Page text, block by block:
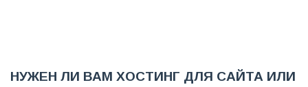
НУЖЕН ЛИ ВАМ ХОСТИНГ ДЛЯ САЙТА ИЛИ